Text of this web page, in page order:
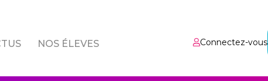
NOS ÉLEVES Connectez-vous